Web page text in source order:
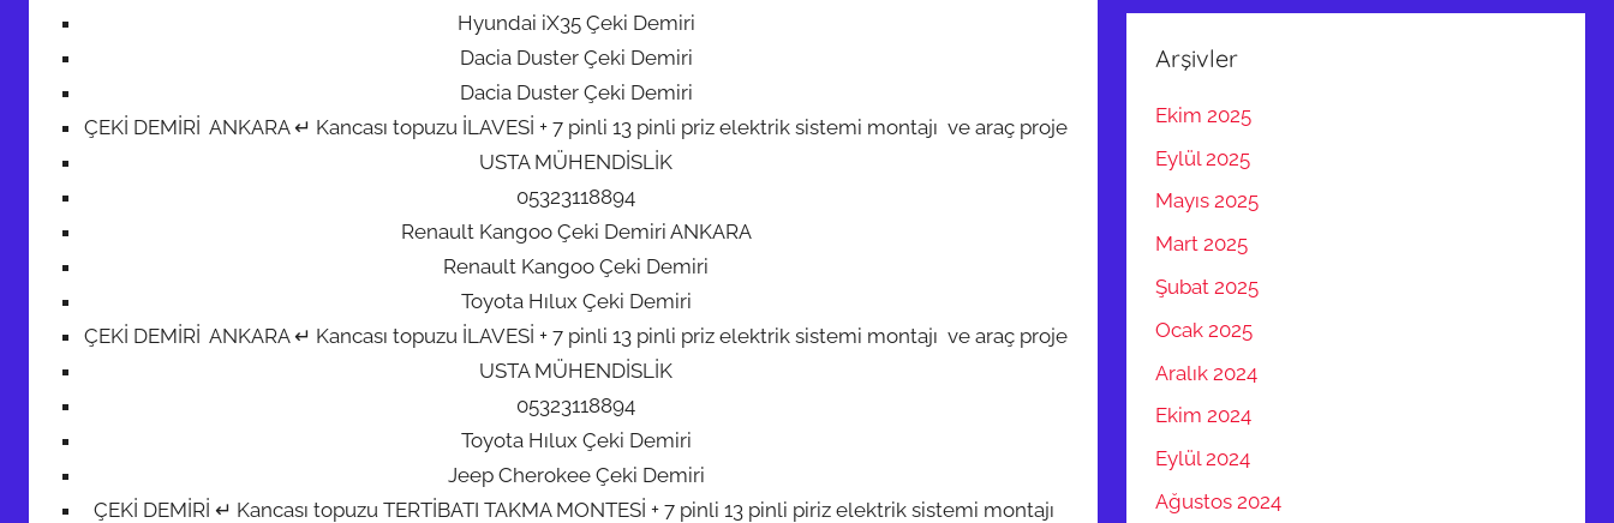
Hyundai iX35 Çeki Demiri
Dacia Duster Çeki Demiri
Dacia Duster Çeki Demiri
ÇEKİ DEMİRİ ANKARA ↵ Kancası topuzu İLAVESİ + 7 pinli 13 pinli priz elektrik sistemi montajı ve araç proje
USTA MÜHENDİSLİK
05323118894
Renault Kangoo Çeki Demiri ANKARA
Renault Kangoo Çeki Demiri
Toyota Hılux Çeki Demiri
ÇEKİ DEMİRİ ANKARA ↵ Kancası topuzu İLAVESİ + 7 pinli 13 pinli priz elektrik sistemi montajı ve araç proje
USTA MÜHENDİSLİK
05323118894
Toyota Hılux Çeki Demiri
Jeep Cherokee Çeki Demiri
ÇEKİ DEMİRİ ↵ Kancası topuzu TERTİBATI TAKMA MONTESİ + 7 pinli 13 pinli piriz elektrik sistemi montajı
Arşivler
Ekim 2025
Eylül 2025
Mayıs 2025
Mart 2025
Şubat 2025
Ocak 2025
Aralık 2024
Ekim 2024
Eylül 2024
Ağustos 2024